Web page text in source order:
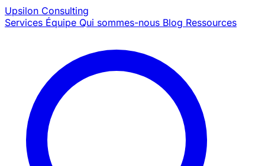
Upsilon Consulting
Services Équipe Qui sommes-nous Blog Ressources